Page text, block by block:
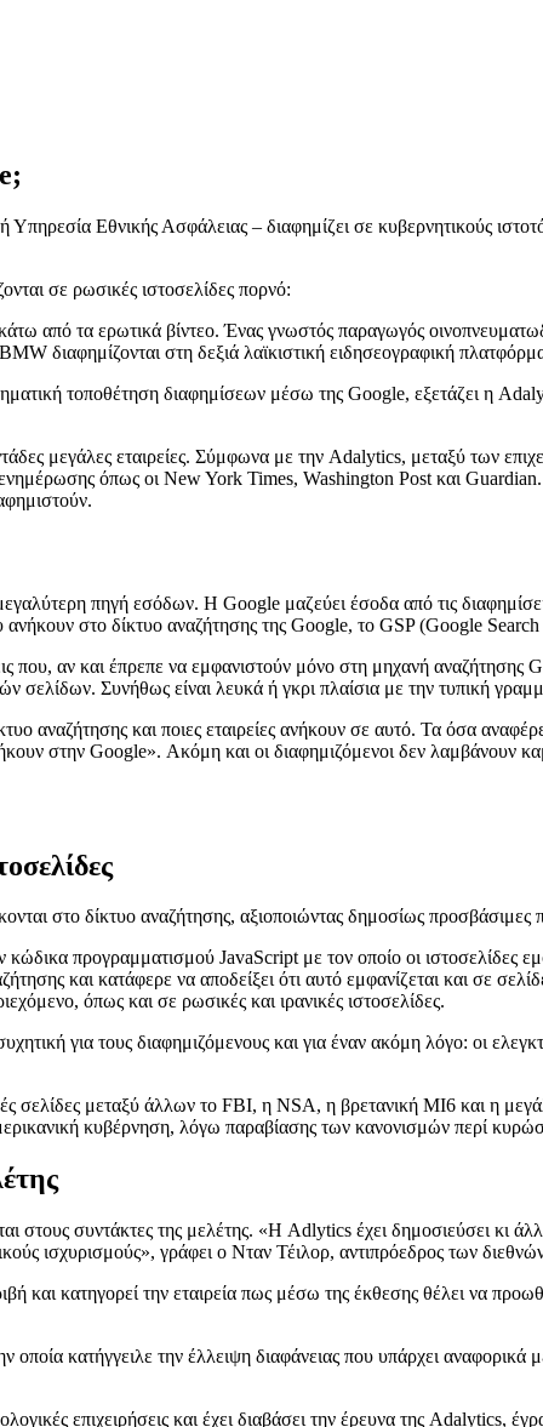
Υπηρεσία Εθνικής Ασφάλειας – διαφημίζει σε κυβερνητικούς
σε ρωσικές ιστοσελίδες πορνό:
από τα ερωτικά βίντεο. Ένας γνωστός παραγωγός
διαφημίζονται στη δεξιά λαϊκιστική ειδησεογραφική
τοποθέτηση διαφημίσεων μέσω της Google, εξετάζει η
μεγάλες εταιρείες. Σύμφωνα με την Adalytics, μεταξύ των
όπως οι New York Times, Washington Post και
πηγή εσόδων. Η Google μαζεύει έσοδα από τις
στο δίκτυο αναζήτησης της Google, το GSP (Google
αν και έπρεπε να εμφανιστούν μόνο στη μηχανή αναζήτησης
σελίδων. Συνήθως είναι λευκά ή γκρι πλαίσια με την τυπική
αναζήτησης και ποιες εταιρείες ανήκουν σε αυτό. Τα όσα
στην Google». Ακόμη και οι διαφημιζόμενοι δεν λαμβάνουν
στο δίκτυο αναζήτησης, αξιοποιώντας δημοσίως
προγραμματισμού JavaScript με τον οποίο οι ιστοσελίδες
και κατάφερε να αποδείξει ότι αυτό εμφανίζεται και σε
όπως και σε ρωσικές και ιρανικές ιστοσελίδες.
για τους διαφημιζόμενους και για έναν ακόμη λόγο: οι
σελίδες μεταξύ άλλων το FBI, η NSA, η βρετανική MI6 και η
κυβέρνηση, λόγω παραβίασης των κανονισμών περί
στους συντάκτες της μελέτης. «Η Adlytics έχει δημοσιεύσει κι
ισχυρισμούς», γράφει ο Νταν Τέιλορ, αντιπρόεδρος των
και κατηγορεί την εταιρεία πως μέσω της έκθεσης θέλει να
κατήγγειλε την έλλειψη διαφάνειας που υπάρχει αναφορικά
επιχειρήσεις και έχει διαβάσει την έρευνα της Adalytics,